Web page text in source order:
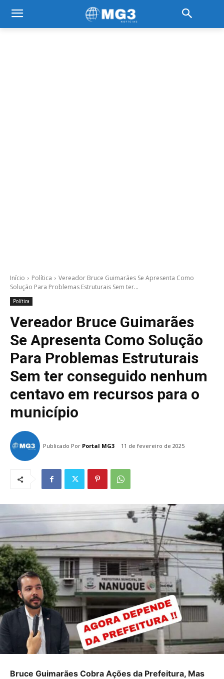
Início Política
Vereador Bruce Guimarães Se Apresenta Como
Solução Para Problemas Estruturais Sem ter...
Política
Vereador Bruce Guimarães
Se Apresenta Como Solução
Para Problemas Estruturais
Sem ter conseguido nenhum
centavo em recursos para o
município
Publicado Por Portal MG3 11 de fevereiro de 2025
Bruce Guimarães Cobra Ações da Prefeitura, Mas